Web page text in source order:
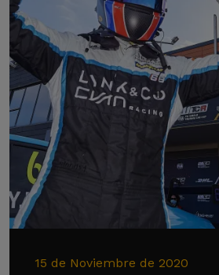
15 de Noviembre de 2020